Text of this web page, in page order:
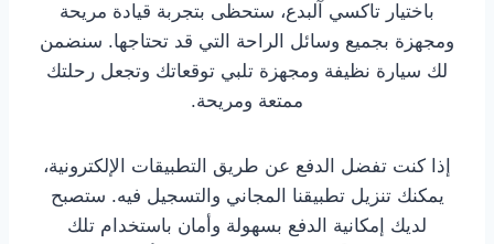
باختيار تاكسي آلبدع، ستحظى بتجربة قيادة مريحة
ومجهزة بجميع وسائل الراحة التي قد تحتاجها. سنضمن
لك سيارة نظيفة ومجهزة تلبي توقعاتك وتجعل رحلتك
ممتعة ومريحة.
إذا كنت تفضل الدفع عن طريق التطبيقات الإلكترونية،
يمكنك تنزيل تطبيقنا المجاني والتسجيل فيه. ستصبح
لديك إمكانية الدفع بسهولة وأمان باستخدام تلك